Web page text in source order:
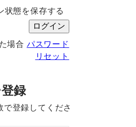
状態を保存する
場合 パスワード
リセット
録
登録してくださ